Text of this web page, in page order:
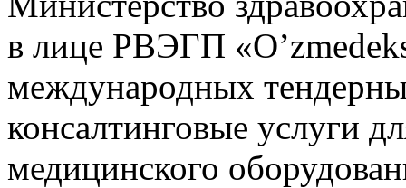
в лице РВЭГП
международных
консалтинговые услуги
медицинского